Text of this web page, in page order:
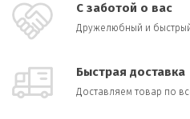
С заботой о вас
Дружелюбный и
Быстрая доставка
Доставляем товар по